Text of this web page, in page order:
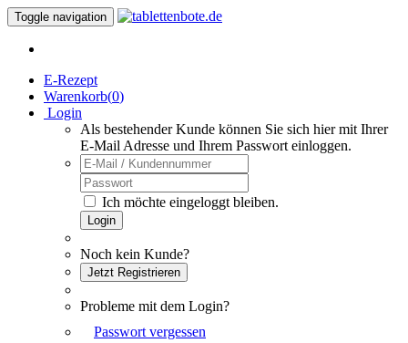
Toggle navigation
E-Rezept
Warenkorb(0)
Login
Als bestehender Kunde können Sie sich hier mit Ihrer
E-Mail Adresse und Ihrem Passwort einloggen.
Ich möchte eingeloggt bleiben.
Login
Noch kein Kunde?
Jetzt Registrieren
Probleme mit dem Login?
Passwort vergessen